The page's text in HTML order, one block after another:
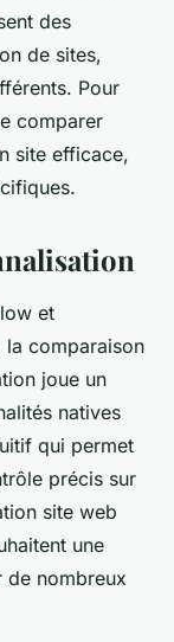
des
de sites,
Pour
comparer
site efficace,
et
la comparaison
joue un
natives
qui permet
précis sur
site web
une
de nombreux